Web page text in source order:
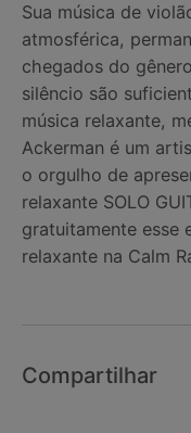
Sua música de
atmosférica,
chegados do
silêncio são
música relaxante,
Ackerman é um
o orgulho de
relaxante SOLO
gratuitamente esse
relaxante na Calm
Compartilhar